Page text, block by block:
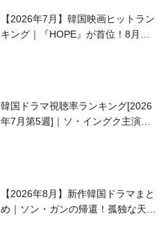
【2026年7月】韓国映画ヒットラン
キング｜『HOPE』が首位！8月公
韓国ドラマ視聴率ランキング[2026
年7月第5週]｜ソ・イングク主演の
【2026年8月】新作韓国ドラマまと
め｜ソン・ガンの帰還！孤独な天才